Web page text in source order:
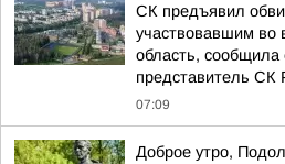
СК предъявил
участвовавшим во
область,
представитель СК
07:09
Доброе утро,